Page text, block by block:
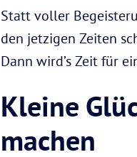
Statt voller
den jetzigen Zeiten
Dann wird’s Zeit für
Kleine
machen